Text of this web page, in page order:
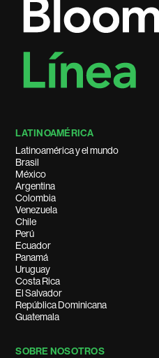
LATINOAMÉRICA
Latinoamérica y el mundo
Brasil
México
Argentina
Colombia
Venezuela
Chile
Perú
Ecuador
Panamá
Uruguay
Costa Rica
El Salvador
República Dominicana
Guatemala
SOBRE NOSOTROS